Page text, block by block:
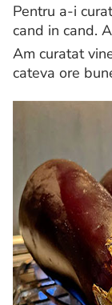
Pentru a-i
cand in cand.
Am curatat
cateva ore